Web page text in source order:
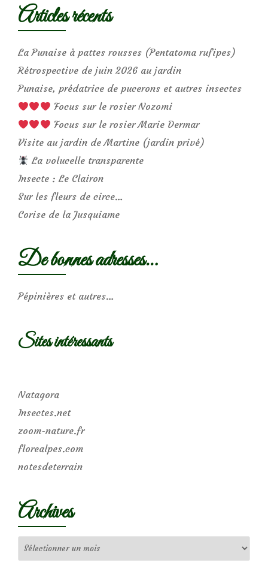
Articles récents
La Punaise à pattes rousses (Pentatoma rufipes)
Rétrospective de juin 2026 au jardin
Punaise, prédatrice de pucerons et autres insectes
Focus sur le rosier Nozomi
Focus sur le rosier Marie Dermar
Visite au jardin de Martine (jardin privé)
La volucelle transparente
Insecte : Le Clairon
Sur les fleurs de circe…
Corise de la Jusquiame
De bonnes adresses…
Pépinières et autres…
Sites intéressants
Natagora
Insectes.net
zoom-nature.fr
florealpes.com
notesdeterrain
Archives